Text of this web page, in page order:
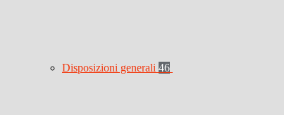
Disposizioni generali 46